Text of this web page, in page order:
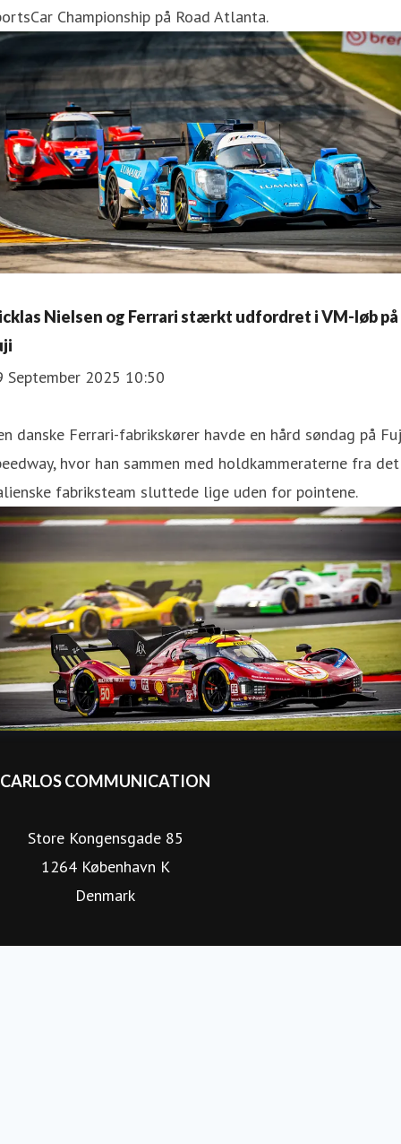
Championship på Road Atlanta.
Nielsen og Ferrari stærkt udfordret i VM-løb på
September 2025 10:50
danske Ferrari-fabrikskører havde en hård søndag på
hvor han sammen med holdkammeraterne fra det
fabriksteam sluttede lige uden for pointene.
CARLOS COMMUNICATION
Store Kongensgade 85
1264 København K
Denmark